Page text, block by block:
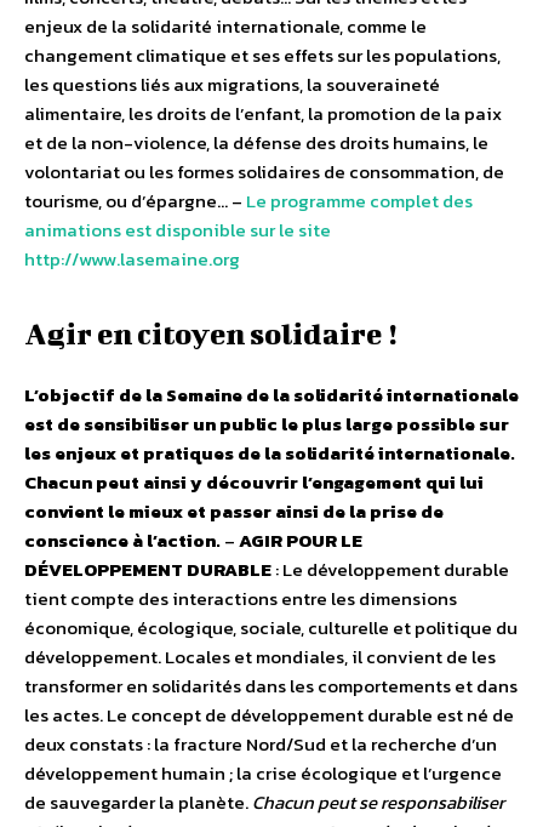
enjeux de la solidarité internationale, comme le
changement climatique et ses effets sur les populations,
les questions liés aux migrations, la souveraineté
alimentaire, les droits de l’enfant, la promotion de la paix
et de la non-violence, la défense des droits humains, le
volontariat ou les formes solidaires de consommation, de
tourisme, ou d’épargne… – Le programme complet des
animations est disponible sur le site
http://www.lasemaine.org
Agir en citoyen solidaire !
L’objectif de la Semaine de la solidarité internationale
est de sensibiliser un public le plus large possible sur
les enjeux et pratiques de la solidarité internationale.
Chacun peut ainsi y découvrir l’engagement qui lui
convient le mieux et passer ainsi de la prise de
conscience à l’action.–AGIR POUR LE
DÉVELOPPEMENT DURABLE: Le développement durable
tient compte des interactions entre les dimensions
économique, écologique, sociale, culturelle et politique du
développement. Locales et mondiales, il convient de les
transformer en solidarités dans les comportements et dans
les actes. Le concept de développement durable est né de
deux constats : la fracture Nord/Sud et la recherche d’un
développement humain ; la crise écologique et l’urgence
de sauvegarder la planète.Chacun peut se responsabiliser